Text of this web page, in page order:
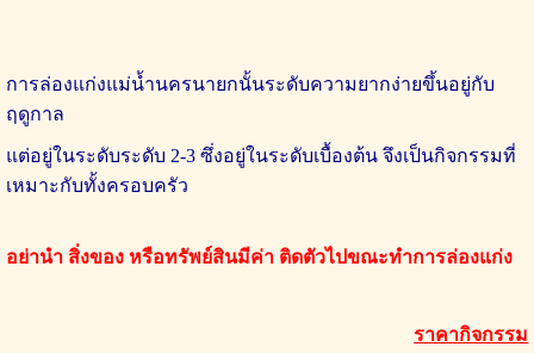
การล่องแก่งแม่น้ำนครนายกนั้นระดับความยากง่ายขึ้นอยู่กับ
ฤดูกาล
แต่อยู่ในระดับระดับ 2-3 ซึ่งอยู่ในระดับเบื้องต้น จึงเป็นกิจกรรมที่
เหมาะกับทั้งครอบครัว
อย่านำ สิ่งของ หรือทรัพย์สินมีค่า ติดตัวไปขณะทำการล่องแก่ง
ราคากิจกรรม